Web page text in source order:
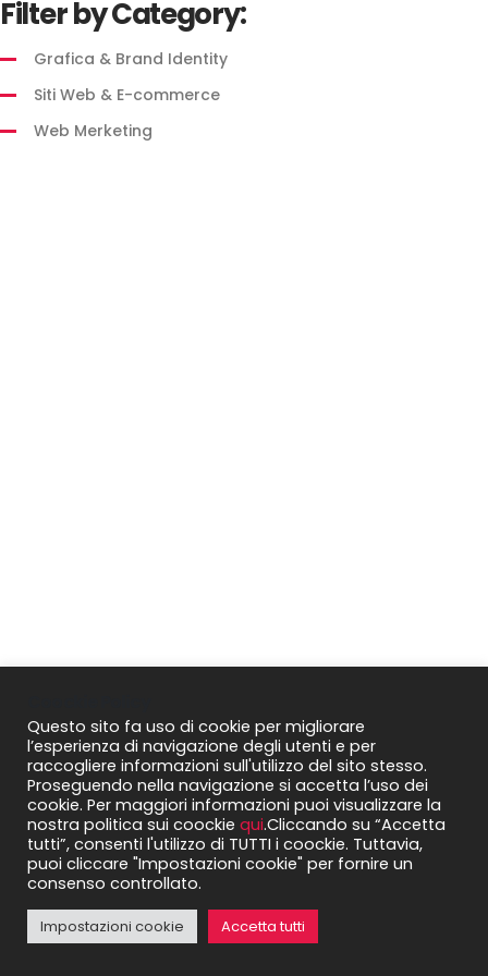
Filter by Category:
Grafica & Brand Identity
Siti Web & E-commerce
Web Merketing
Questo sito fa uso di cookie per migliorare
l’esperienza di navigazione degli utenti e per
raccogliere informazioni sull'utilizzo del sito stesso.
Proseguendo nella navigazione si accetta l’uso dei
cookie. Per maggiori informazioni puoi visualizzare la
nostra politica sui coockie qui.Cliccando su “Accetta
tutti”, consenti l'utilizzo di TUTTI i coockie. Tuttavia,
puoi cliccare "Impostazioni cookie" per fornire un
consenso controllato.
Impostazioni cookie Accetta tutti